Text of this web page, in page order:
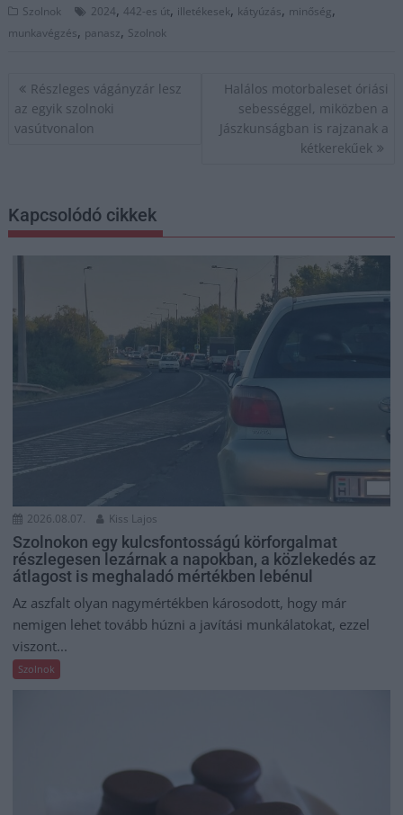
Szolnok 2024,442-es út, illetékesek, kátyúzás, minőség,
munkavégzés, panasz, Szolnok
Bejegyzés
navigáció
Részleges vágányzár lesz
az egyik szolnoki
vasútvonalon
Halálos motorbaleset óriási
sebességgel, miközben a
Jászkunságban is rajzanak a
kétkerekűek
Kapcsolódó cikkek
2026.08.07. Kiss Lajos
Szolnokon egy kulcsfontosságú körforgalmat
részlegesen lezárnak a napokban, a közlekedés az
átlagost is meghaladó mértékben lebénul
Az aszfalt olyan nagymértékben károsodott, hogy már
nemigen lehet tovább húzni a javítási munkálatokat, ezzel
viszont...
Szolnok